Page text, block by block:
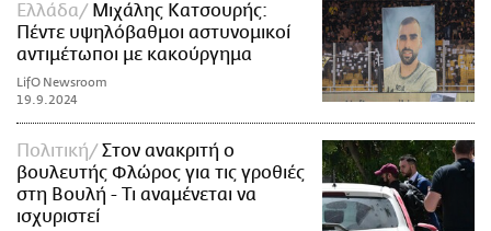
Ελλάδα
Μιχάλης Κατσουρής:
Πέντε υψηλόβαθμοι αστυνομικοί
αντιμέτωποι με κακούργημα
LifO Newsroom
19.9.2024
Πολιτική
Στον ανακριτή ο
βουλευτής Φλώρος για τις γροθιές
στη Βουλή - Τι αναμένεται να
ισχυριστεί